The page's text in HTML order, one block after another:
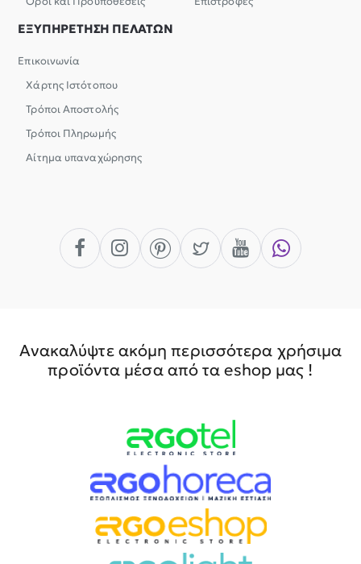
ΕΞΥΠΗΡΕΤΗΣΗ ΠΕΛΑΤΩΝ
Επικοινωνία
Χάρτης Ιστότοπου
Τρόποι Αποστολής
Τρόποι Πληρωμής
Αίτημα υπαναχώρησης
Ανακαλύψτε ακόμη περισσότερα χρήσιμα
προϊόντα μέσα από τα eshop μας !